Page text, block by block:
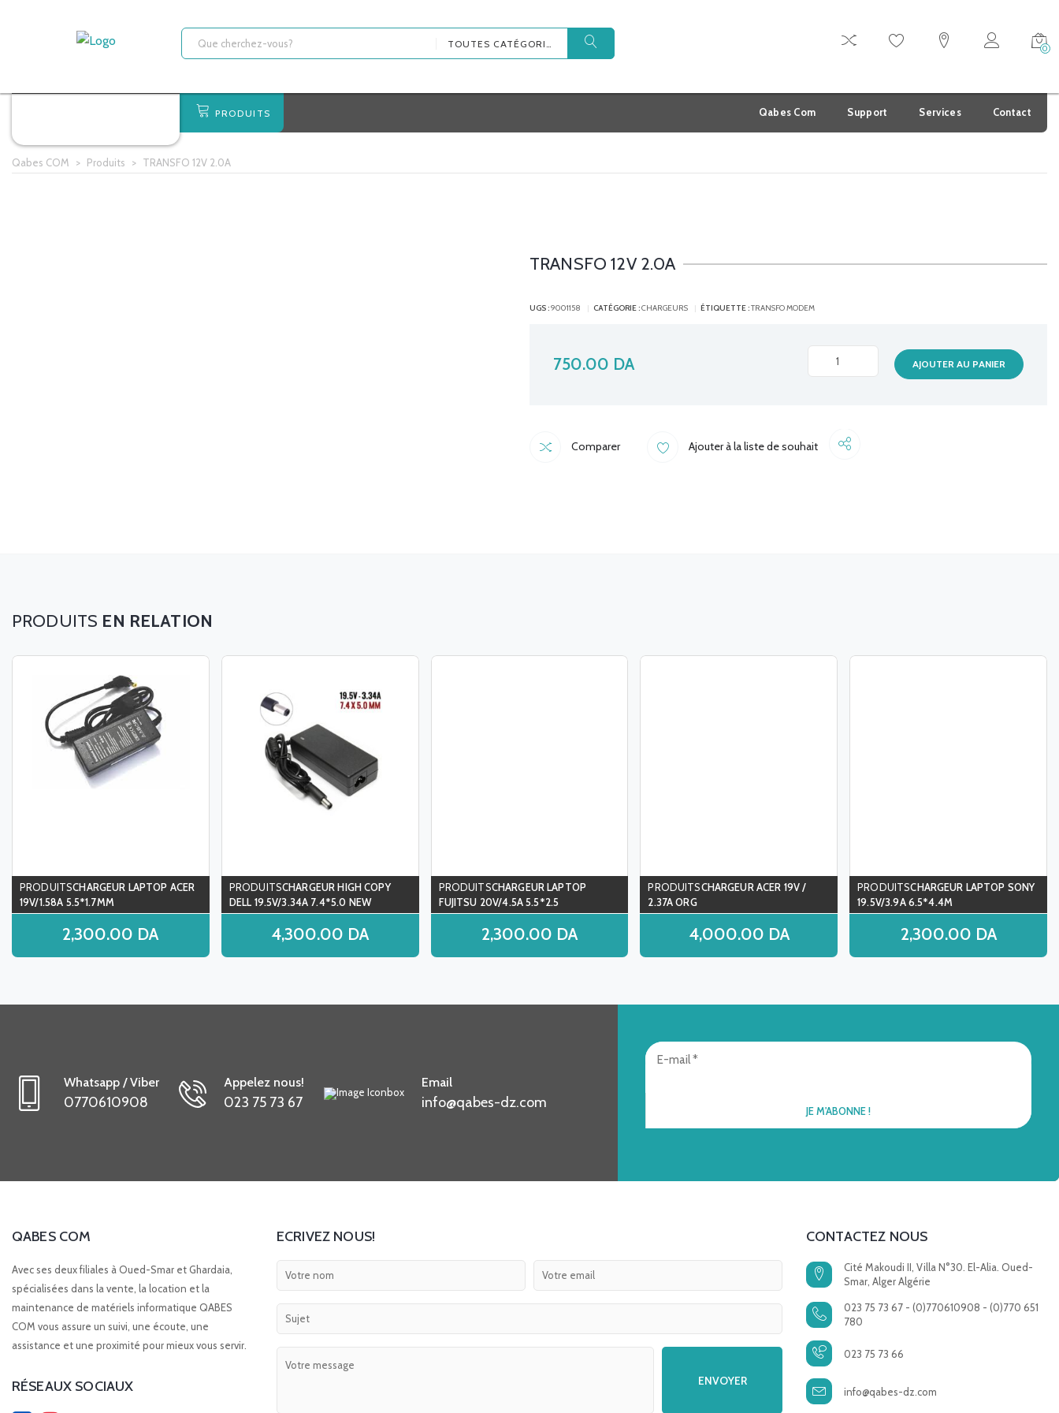
TOUTES CATÉGORIES 0
PRODUITS Qabes Com Support Services Contact
Qabes COM > Produits > TRANSFO 12V 2.0A
TRANSFO 12V 2.0A
UGS :9001158 CATÉGORIE :CHARGEURS ÉTIQUETTE :TRANSFO MODEM
750.00 DA
TRANSFO
12V
AJOUTER AU PANIER
Comparer Ajouter à la liste de souhait
EN RELATION
CHARGEUR LAPTOP ACER
19V/1.58A 5.5*1.7MM
2,300.00 DA
CHARGEUR HIGH COPY
DELL 19.5V/3.34A 7.4*5.0 NEW
4,300.00 DA
CHARGEUR LAPTOP
FUJITSU 20V/4.5A 5.5*2.5
2,300.00 DA
CHARGEUR ACER 19V /
2.37A ORG
4,000.00 DA
CHARGEUR LAPTOP SONY
19.5V/3.9A 6.5*4.4M
2,300.00 DA
Whatsapp / Viber
0770610908
Appelez nous!
023 75 73 67
Email
info@qabes-dz.com
QABES COM
Avec ses deux filiales à Oued-Smar et Ghardaia,
spécialisées dans la vente, la location et la
maintenance de matériels informatique QABES
COM vous assure un suivi, une écoute, une
assistance et une proximité pour mieux vous servir.
RÉSEAUX SOCIAUX
ECRIVEZ NOUS! CONTACTEZ NOUS
Cité Makoudi II, Villa N°30. El-Alia. Oued-
Smar, Alger Algérie
023 75 73 67 - (0)770610908 - (0)770 651
780
023 75 73 66
info@qabes-dz.com